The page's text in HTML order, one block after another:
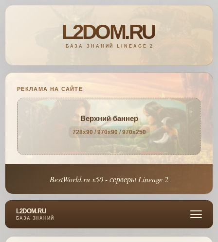
РЕКЛАМА НА САЙТЕ
Верхний баннер
728x90 / 970x90 / 970x250
BestWorld.ru x50 - серверы Lineage 2
L2DOM.RU
БАЗА ЗНАНИЙ